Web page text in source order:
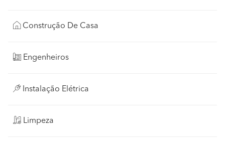
Construção De Casa
Engenheiros
Instalação Elétrica
Limpeza